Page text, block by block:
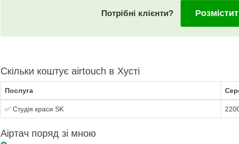
Потрібні клієнти?
Скільки коштує airtouch в Хусті
Послуга
✅ Студія краси SK
Аіртач поряд зі мною